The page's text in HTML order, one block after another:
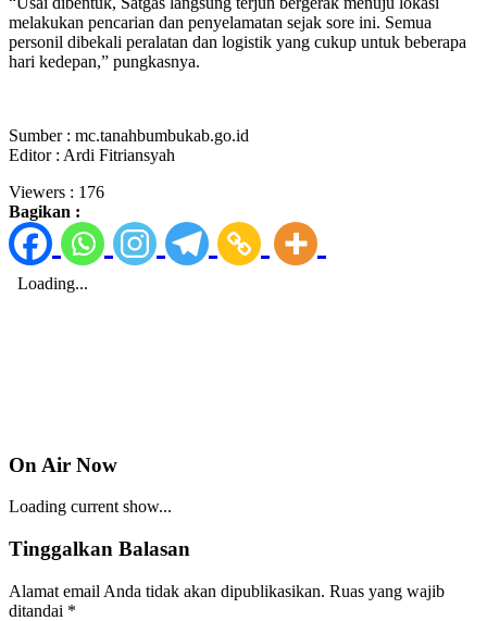
melakukan pencarian dan penyelamatan sejak sore ini. Semua
personil dibekali peralatan dan logistik yang cukup untuk beberapa
hari kedepan,” pungkasnya.
Sumber : mc.tanahbumbukab.go.id
Editor : Ardi Fitriansyah
Viewers : 176
Bagikan :
On Air Now
Loading current show...
Tinggalkan Balasan
Alamat email Anda tidak akan dipublikasikan. Ruas yang wajib
ditandai *